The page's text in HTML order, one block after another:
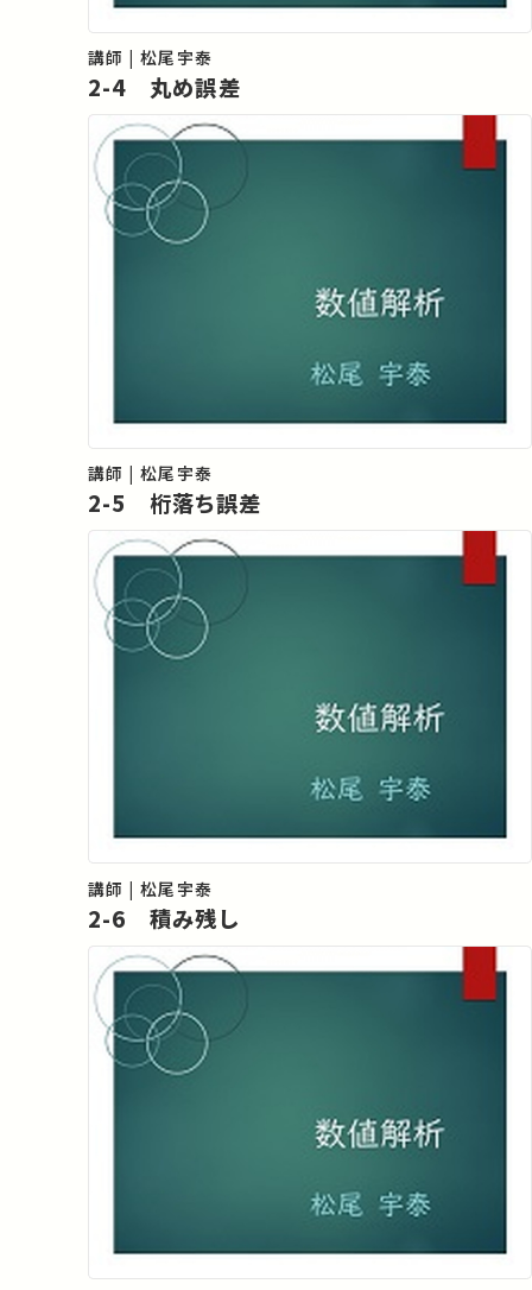
講師 | 松尾宇泰
2-4 丸め誤差
講師 | 松尾宇泰
2-5 桁落ち誤差
講師 | 松尾宇泰
2-6 積み残し